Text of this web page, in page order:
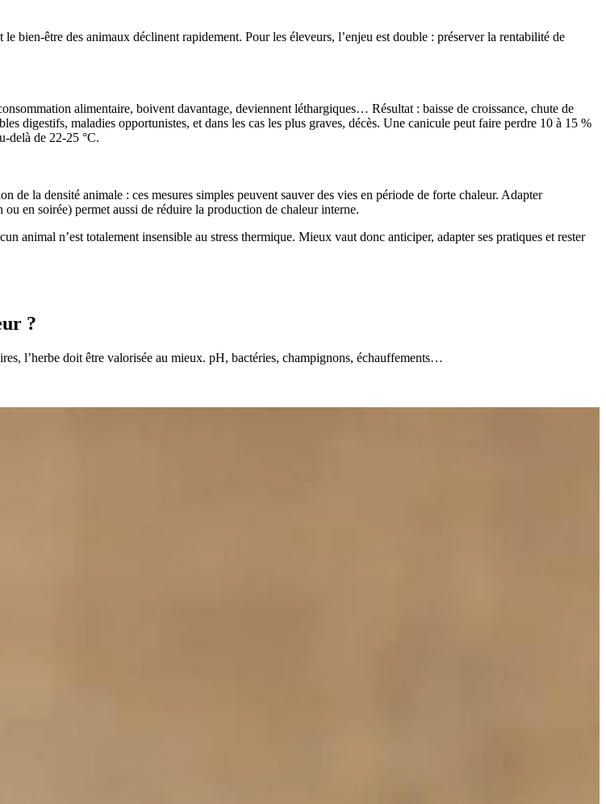
bien-être des animaux déclinent rapidement. Pour les éleveurs, l’enjeu est double : préserver la rentabilité de
alimentaire, boivent davantage, deviennent léthargiques… Résultat : baisse de croissance, chute de
digestifs, maladies opportunistes, et dans les cas les plus graves, décès. Une canicule peut faire perdre 10 à 15 %
delà de 22-25 °C.
de la densité animale : ces mesures simples peuvent sauver des vies en période de forte chaleur. Adapter
en soirée) permet aussi de réduire la production de chaleur interne.
animal n’est totalement insensible au stress thermique. Mieux vaut donc anticiper, adapter ses pratiques et rester
?
l’herbe doit être valorisée au mieux. pH, bactéries, champignons, échauffements…